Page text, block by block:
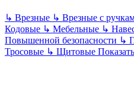
↳ Врезные ↳ Врезные с
Кодовые ↳ Мебельные ↳
Повышенной безопасности ↳
Тросовые ↳ Щитовые